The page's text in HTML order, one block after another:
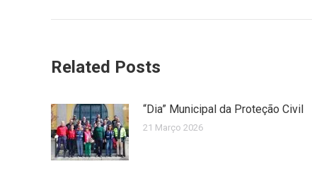
Related Posts
“Dia” Municipal da Proteção Civil
21 Março 2026